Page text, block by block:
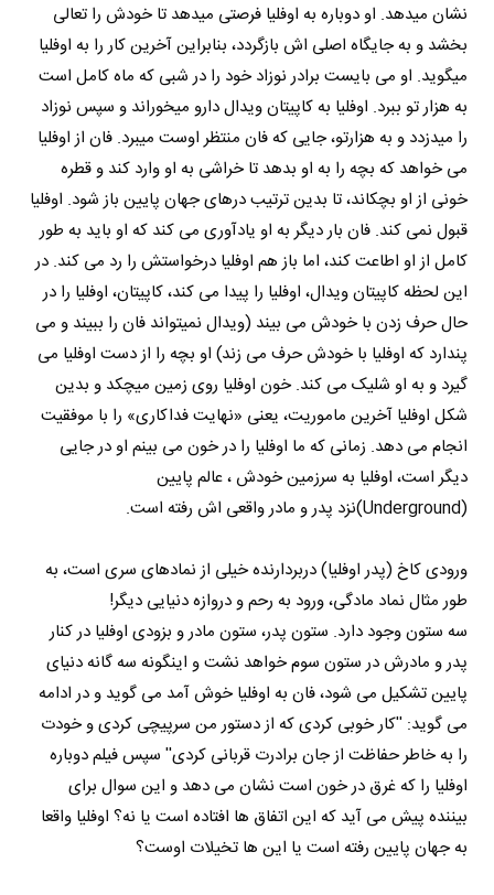
نشان میدهد. او دوباره به اوفلیا فرصتی میدهد تا خودش را تعالی
بخشد و به جایگاه اصلی اش بازگردد، بنابراین آخرین کار را به اوفلیا
میگوید. او می بایست برادر نوزاد خود را در شبی که ماه کامل است
به هزار تو ببرد. اوفلیا به کاپیتان ویدال دارو میخوراند و سپس نوزاد
را میدزدد و به هزارتو، جایی که فان منتظر اوست میبرد. فان از اوفلیا
می خواهد که بچه را به او بدهد تا خراشی به او وارد کند و قطره
خونی از او بچکاند، تا بدین ترتیب درهای جهان پایین باز شود. اوفلیا
قبول نمی کند. فان بار دیگر به او یادآوری می کند که او باید به طور
کامل از او اطاعت کند، اما باز هم اوفلیا درخواستش را رد می کند. در
این لحظه کاپیتان ویدال، اوفلیا را پیدا می کند، کاپیتان، اوفلیا را در
حال حرف زدن با خودش می بیند (ویدال نمیتواند فان را ببیند و می
پندارد که اوفلیا با خودش حرف می زند) او بچه را از دست اوفلیا می
گیرد و به او شلیک می کند. خون اوفلیا روی زمین میچکد و بدین
شکل اوفلیا آخرین ماموریت، یعنی «نهایت فداکاری» را با موفقیت
انجام می دهد. زمانی که ما اوفلیا را در خون می بینم او در جایی
دیگر است، اوفلیا به سرزمین خودش ، عالم پایین
(Underground)نزد پدر و مادر واقعی اش رفته است.
ورودی کاخ (پدر اوفلیا) دربردارنده خیلی از نمادهای سری است، به
طور مثال نماد مادگی، ورود به رحم و دروازه دنیایی دیگر!
سه ستون وجود دارد. ستون پدر، ستون مادر و بزودی اوفلیا در کنار
پدر و مادرش در ستون سوم خواهد نشت و اینگونه سه گانه دنیای
پایین تشکیل می شود، فان به اوفلیا خوش آمد می گوید و در ادامه
می گوید: ''کار خوبی کردی که از دستور من سرپیچی کردی و خودت
را به خاطر حفاظت از جان برادرت قربانی کردی'' سپس فیلم دوباره
اوفلیا را که غرق در خون است نشان می دهد و این سوال برای
بیننده پیش می آید که این اتفاق ها افتاده است یا نه؟ اوفلیا واقعا
به جهان پایین رفته است یا این ها تخیلات اوست؟